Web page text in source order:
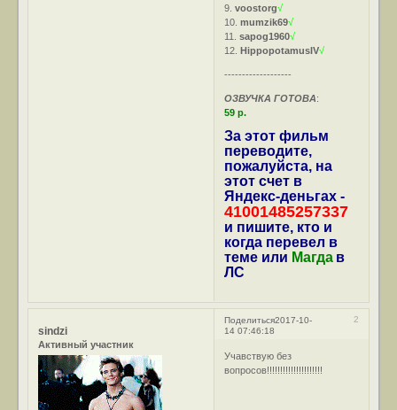
9.voostorg√
10.mumzik69√
11.sapog1960√
12.HippopotamusIV√
-------------------
ОЗВУЧКА ГОТОВА:
59 р.
За этот фильм
переводите,
пожалуйста, на
этот счет в
Яндекс-деньгах -
41001485257337
и пишите, кто и
когда перевел в
теме или Магда в
ЛС
Поделиться 2
2017-10-
14 07:46:18
sindzi
Активный участник
Учавствую без
вопросов!!!!!!!!!!!!!!!!!!!!!